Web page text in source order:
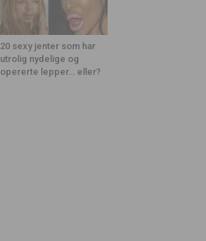
20 sexy jenter som har
utrolig nydelige og
opererte lepper… eller?